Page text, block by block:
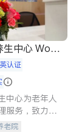
生中心 World
认证
中心为老年人
服务，致力于
理创新来有效
老院